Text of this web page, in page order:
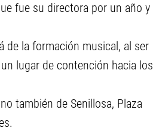
fue su directora por un año y
de la formación musical, al ser
lugar de contención hacia los
también de Senillosa, Plaza